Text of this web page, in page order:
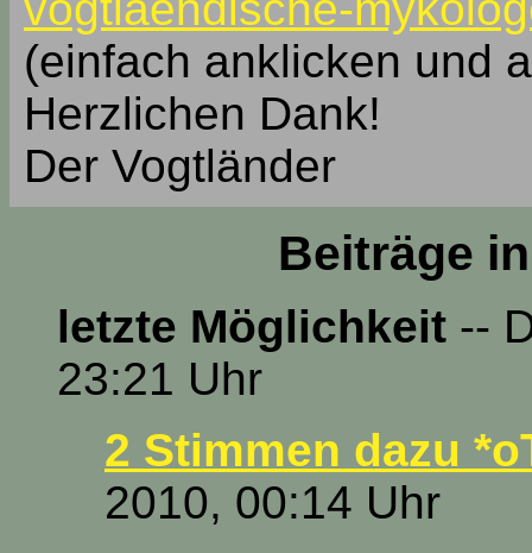
(einfach anklicken und
Herzlichen Dank!
Der Vogtländer
Beiträge
letzte Möglichkeit --
23:21 Uhr
2 Stimmen dazu
2010, 00:14 Uhr